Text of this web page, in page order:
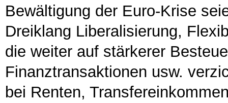
Bewältigung der Euro-Krise
Dreiklang Liberalisierung,
die weiter auf stärkerer
Finanztransaktionen usw.
bei Renten,